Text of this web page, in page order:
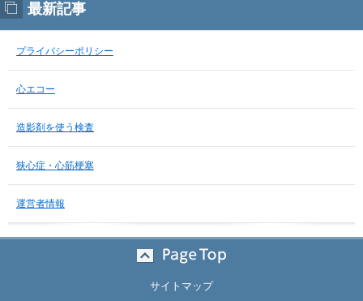
最新記事
プライバシーポリシー
心エコー
造影剤を使う検査
狭心症・心筋梗塞
運営者情報
サイトマップ